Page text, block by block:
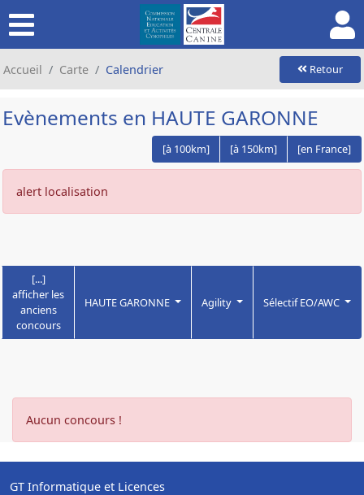
Accueil Carte Calendrier Retour
Evènements en HAUTE GARONNE
[à 100km] [à 150km] [en France]
alert localisation
[...]
afficher les
anciens
concours
HAUTE GARONNE Agility Sélectif EO/AWC
Aucun concours !
GT Informatique et Licences